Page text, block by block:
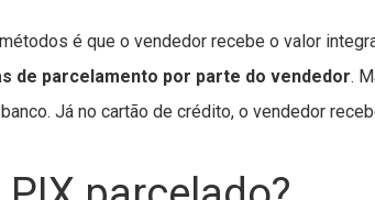
é que o vendedor recebe o valor
de parcelamento por parte do vendedor.
Já no cartão de crédito, o vendedor